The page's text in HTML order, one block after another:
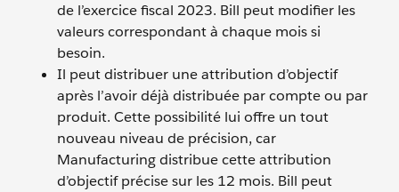
de l’exercice fiscal 2023. Bill peut modifier les
valeurs correspondant à chaque mois si
besoin.
Il peut distribuer une attribution d’objectif
après l’avoir déjà distribuée par compte ou par
produit. Cette possibilité lui offre un tout
nouveau niveau de précision, car
Manufacturing distribue cette attribution
d’objectif précise sur les 12 mois. Bill peut